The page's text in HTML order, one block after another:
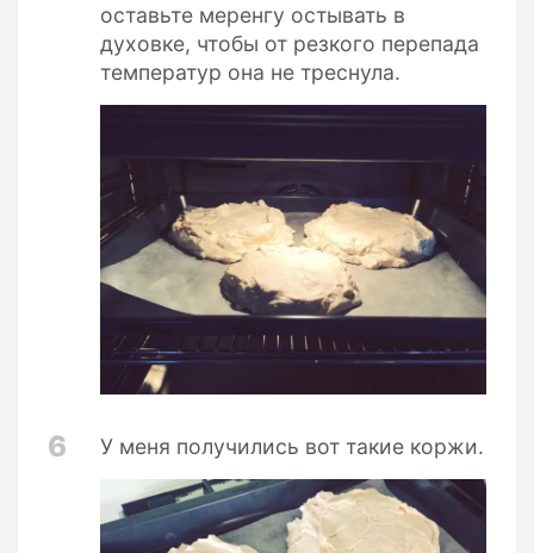
оставьте меренгу остывать в
духовке, чтобы от резкого перепада
температур она не треснула.
6 У меня получились вот такие коржи.